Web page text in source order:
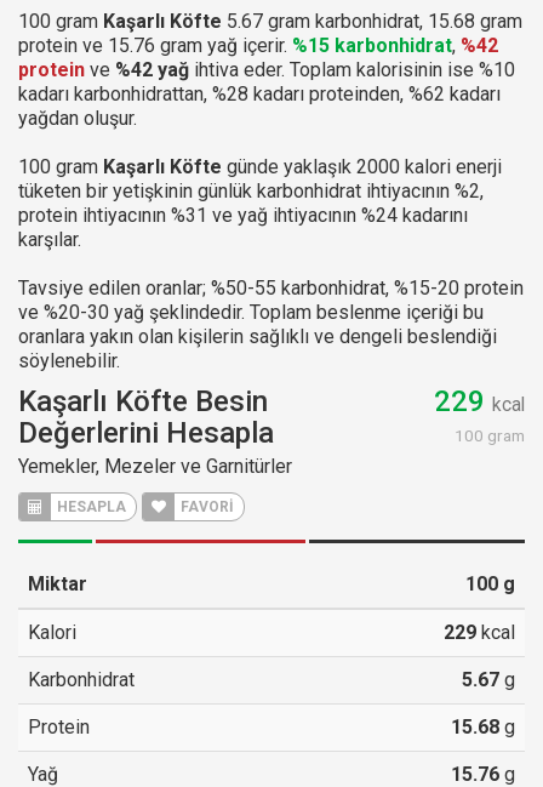
100 gram Kaşarlı Köfte 5.67 gram karbonhidrat, 15.68 gram
protein ve 15.76 gram yağ içerir. %15 karbonhidrat, %42
protein ve %42 yağ ihtiva eder. Toplam kalorisinin ise %10
kadarı karbonhidrattan, %28 kadarı proteinden, %62 kadarı
yağdan oluşur.
100 gram Kaşarlı Köfte günde yaklaşık 2000 kalori enerji
tüketen bir yetişkinin günlük karbonhidrat ihtiyacının %2,
protein ihtiyacının %31 ve yağ ihtiyacının %24 kadarını
karşılar.
Tavsiye edilen oranlar; %50-55 karbonhidrat, %15-20 protein
ve %20-30 yağ şeklindedir. Toplam beslenme içeriği bu
oranlara yakın olan kişilerin sağlıklı ve dengeli beslendiği
söylenebilir.
Kaşarlı Köfte Besin
Değerlerini Hesapla
Yemekler, Mezeler ve Garnitürler
HESAPLA FAVORİ
229 kcal
100 gram
Miktar 100 g
Kalori 229 kcal
Karbonhidrat 5.67 g
Protein 15.68 g
Yağ 15.76 g